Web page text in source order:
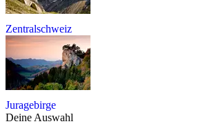
Zentralschweiz
Juragebirge
Deine Auswahl